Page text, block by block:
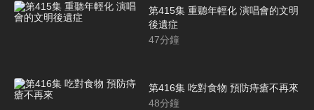
第415集 重聽年輕化 演唱會的文明
後遺症
47分鐘
第416集 吃對食物 預防痔瘡不再來
48分鐘